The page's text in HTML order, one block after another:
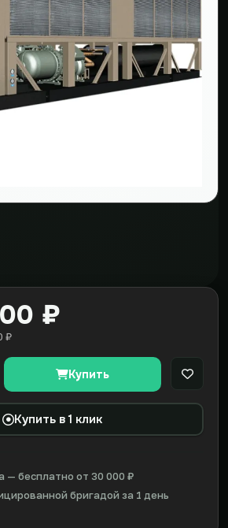
₽
₽
Купить В
Купить в 1 клик
— бесплатно от 30 000 ₽
бригадой за 1 день